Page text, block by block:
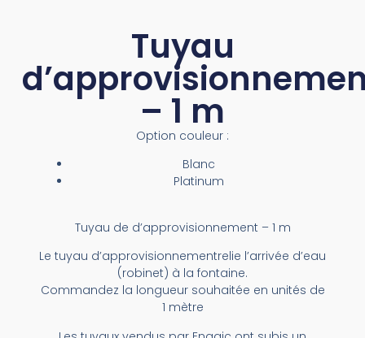
Tuyau
– 1 m
Option couleur :
Blanc
Platinum
Tuyau de d’approvisionnement – 1 m
Le tuyau d’approvisionnementrelie l’arrivée d’eau
(robinet) à la fontaine.
Commandez la longueur souhaitée en unités de
1 mètre